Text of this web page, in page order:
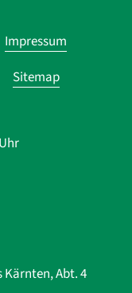
Impressum
Sitemap
Kärnten, Abt. 4